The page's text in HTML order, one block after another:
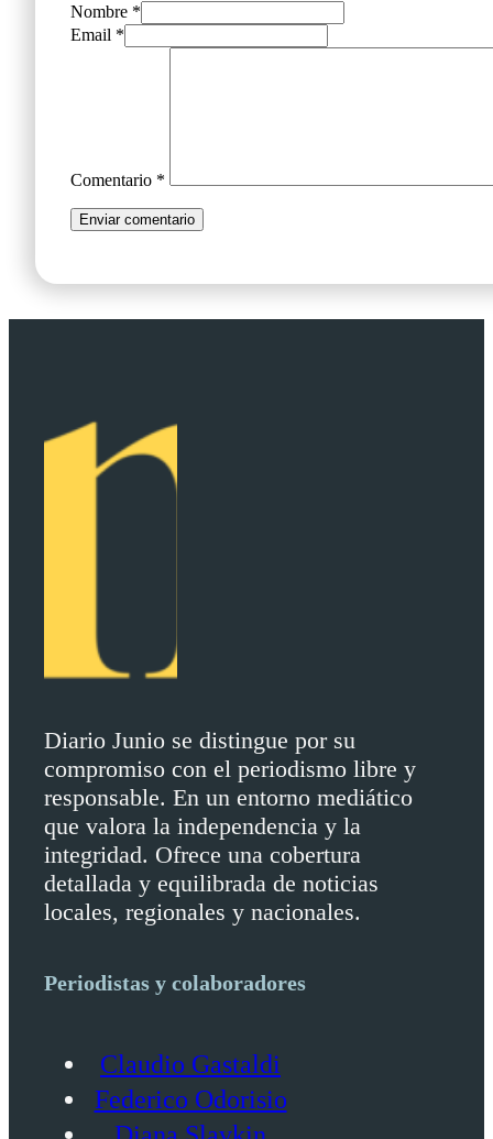
Nombre *
Email *
Comentario *
Diario Junio se distingue por su
compromiso con el periodismo libre y
responsable. En un entorno mediático
que valora la independencia y la
integridad. Ofrece una cobertura
detallada y equilibrada de noticias
locales, regionales y nacionales.
Periodistas y colaboradores
Claudio Gastaldi
Federico Odorisio